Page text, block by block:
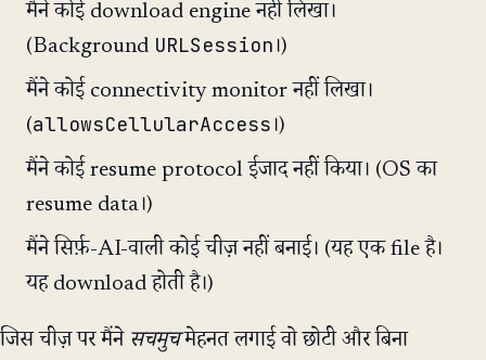
मैंने कोई download engine नहीं लिखा।
(Background URLSession ।)
मैंने कोई connectivity monitor नहीं लिखा।
(allowsCellularAccess ।)
मैंने कोई resume protocol ईजाद नहीं किया। (OS का
resume data।)
मैंने सिर्फ़-AI-वाली कोई चीज़ नहीं बनाई। (यह एक file है।
यह download होती है।)
जिस चीज़ पर मैंने सचमुचमेहनत लगाई वो छोटी और बिना